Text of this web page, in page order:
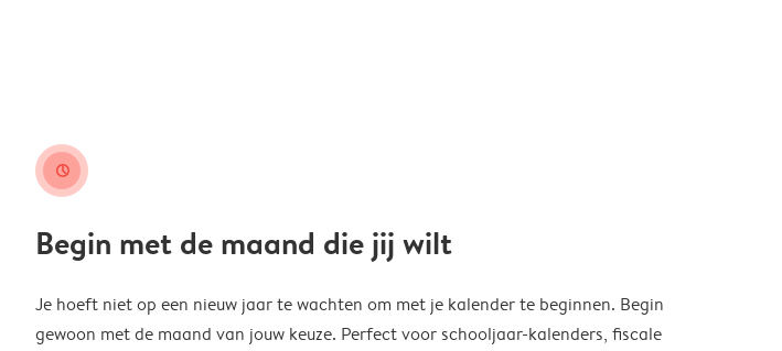
clock
Begin met de maand die jij wilt
Je hoeft niet op een nieuw jaar te wachten om met je kalender te beginnen. Begin
gewoon met de maand van jouw keuze. Perfect voor schooljaar-kalenders, fiscale